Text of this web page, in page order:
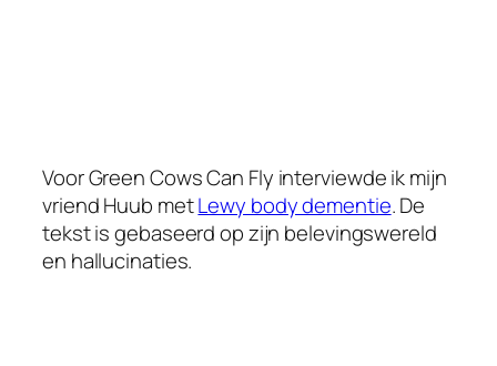
Voor Green Cows Can Fly interviewde ik mijn
vriend Huub metLewy body dementie. De
tekst is gebaseerd op zijn belevingswereld
en hallucinaties.